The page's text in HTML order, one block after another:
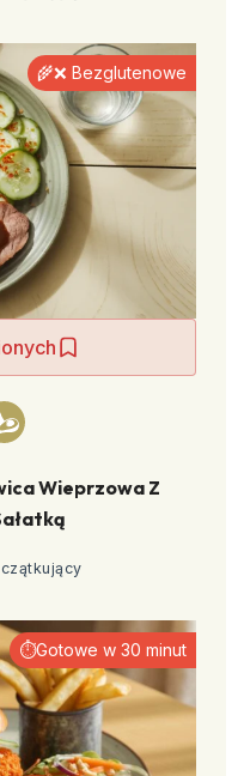
🌾❌ Bezglutenowe
Wieprzowa Z
⏱Gotowe w 30 minut